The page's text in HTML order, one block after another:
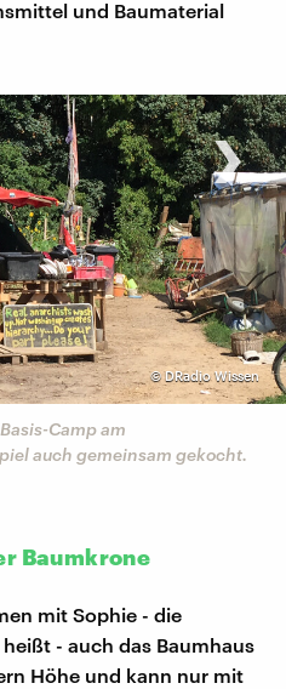
und Baumaterial
©DRadio Wissen
Camp am
auch gemeinsam gekocht.
›
Baumkrone
mit Sophie - die
- auch das Baumhaus
Höhe und kann nur mit